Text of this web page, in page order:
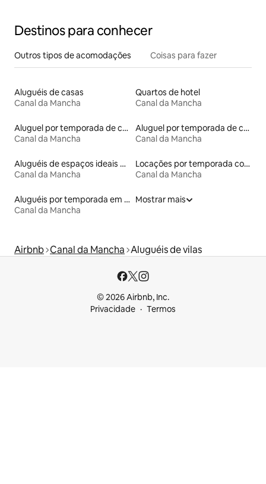
Destinos para conhecer
Outros tipos de acomodações Coisas para fazer
Aluguéis de casas
Canal da Mancha
Quartos de hotel
Canal da Mancha
Aluguel por temporada de castelos
Canal da Mancha
Aluguel por temporada de casas arredondadas
Canal da Mancha
Aluguéis de espaços ideais para famílias
Canal da Mancha
Locações por temporada com piscina
Canal da Mancha
Aluguéis por temporada em albergue
Canal da Mancha
Mostrar mais
Airbnb Canal da Mancha Aluguéis de vilas
© 2026 Airbnb, Inc.
Privacidade
Termos